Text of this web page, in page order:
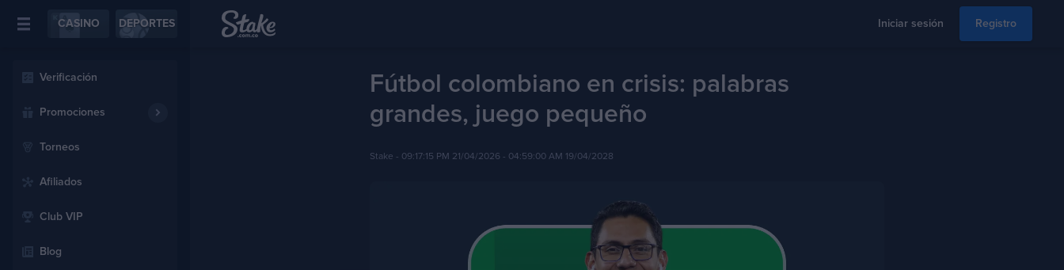
CASINO DEPORTES
Verificación
Promociones
Torneos
Afiliados
Club VIP
Blog
Iniciar sesión Registro
Fútbol colombiano en crisis: palabras
grandes, juego pequeño
Stake - 09:17:15 PM 21/04/2026 - 04:59:00 AM 19/04/2028